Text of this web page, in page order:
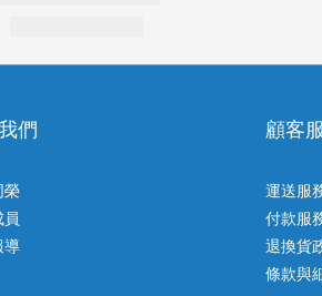
們
榮
導
顧客
運送服
付款服
退換貨
條款與